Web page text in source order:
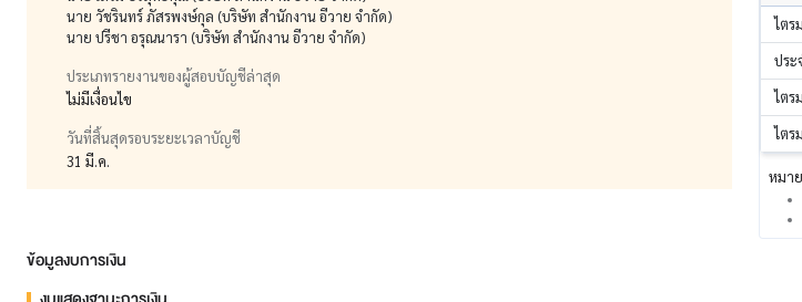
นาย วัชรินทร์ ภัสรพงษ์กุล (บริษัท สำนักงาน อีวาย จำกัด)
นาย ปรีชา อรุณนารา (บริษัท สำนักงาน อีวาย จำกัด)
ประเภทรายงานของผู้สอบบัญชีล่าสุด
ไม่มีเงื่อนไข
วันที่สิ้นสุดรอบระยะเวลาบัญชี
31 มี.ค.
ไตร
ประ
ไตร
ไตร
หมา
ข้อมูลงบการเงิน